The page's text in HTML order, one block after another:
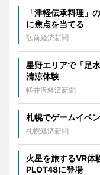
「津軽伝承料理
に焦点を当てる
弘前経済新聞
星野エリアで「足
清涼体験
軽井沢経済新聞
札幌でゲームイベ
札幌経済新聞
火星を旅するVR
PLOT48に登場